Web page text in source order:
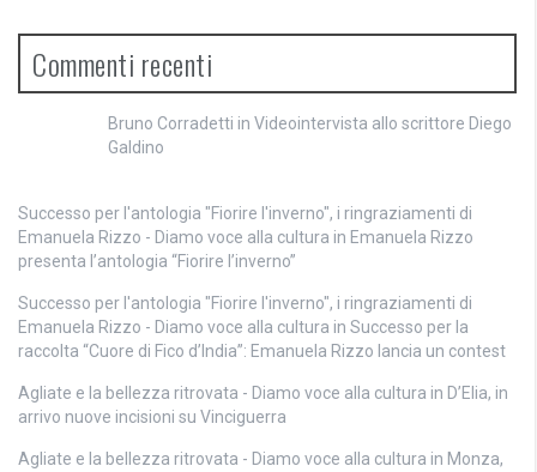
Commenti recenti
Bruno Corradetti in Videointervista allo scrittore Diego
Galdino
Successo per l'antologia "Fiorire l'inverno", i ringraziamenti di
Emanuela Rizzo - Diamo voce alla cultura in Emanuela Rizzo
presenta l’antologia “Fiorire l’inverno”
Successo per l'antologia "Fiorire l'inverno", i ringraziamenti di
Emanuela Rizzo - Diamo voce alla cultura in Successo per la
raccolta “Cuore di Fico d’India”: Emanuela Rizzo lancia un contest
Agliate e la bellezza ritrovata - Diamo voce alla cultura in D’Elia, in
arrivo nuove incisioni su Vinciguerra
Agliate e la bellezza ritrovata - Diamo voce alla cultura in Monza,